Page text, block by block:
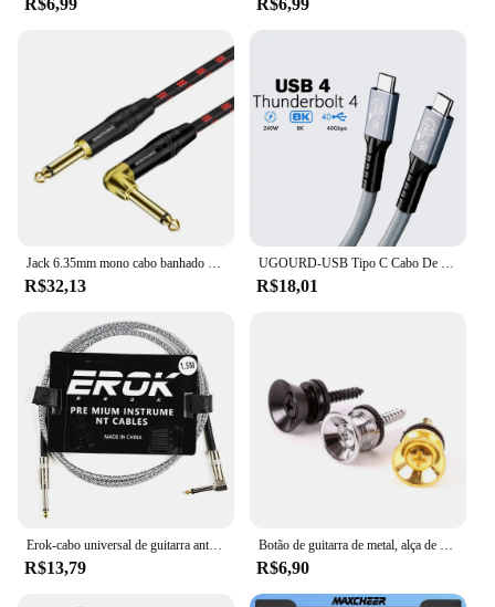
R$6,99 R$6,99
Jack 6.35mm mono cabo banhado a ouro cabo de guitarra macho para macho algodão trançado cabo de instrumento para teclado de guitarra baixo
R$32,13
UGOURD-USB Tipo C Cabo De Carregamento Rápido, Cabo De Transferência De Dados Para eGPU, Thunderbolt 4, 40Gbps, 240W, Thunderbolt 3
R$18,01
Erok-cabo universal de guitarra anti-ruído, 1.5/3/6/10m, 6.35mm, macho para macho, trançado, para baixo e guitarra
R$13,79
Botão de guitarra de metal, alça de baixo elétrico, pinos de travamento, extremidade de metal, fivela de ukulele, peças de pinos de bloqueio, acessórios de guitarra, multicolorido
R$6,90